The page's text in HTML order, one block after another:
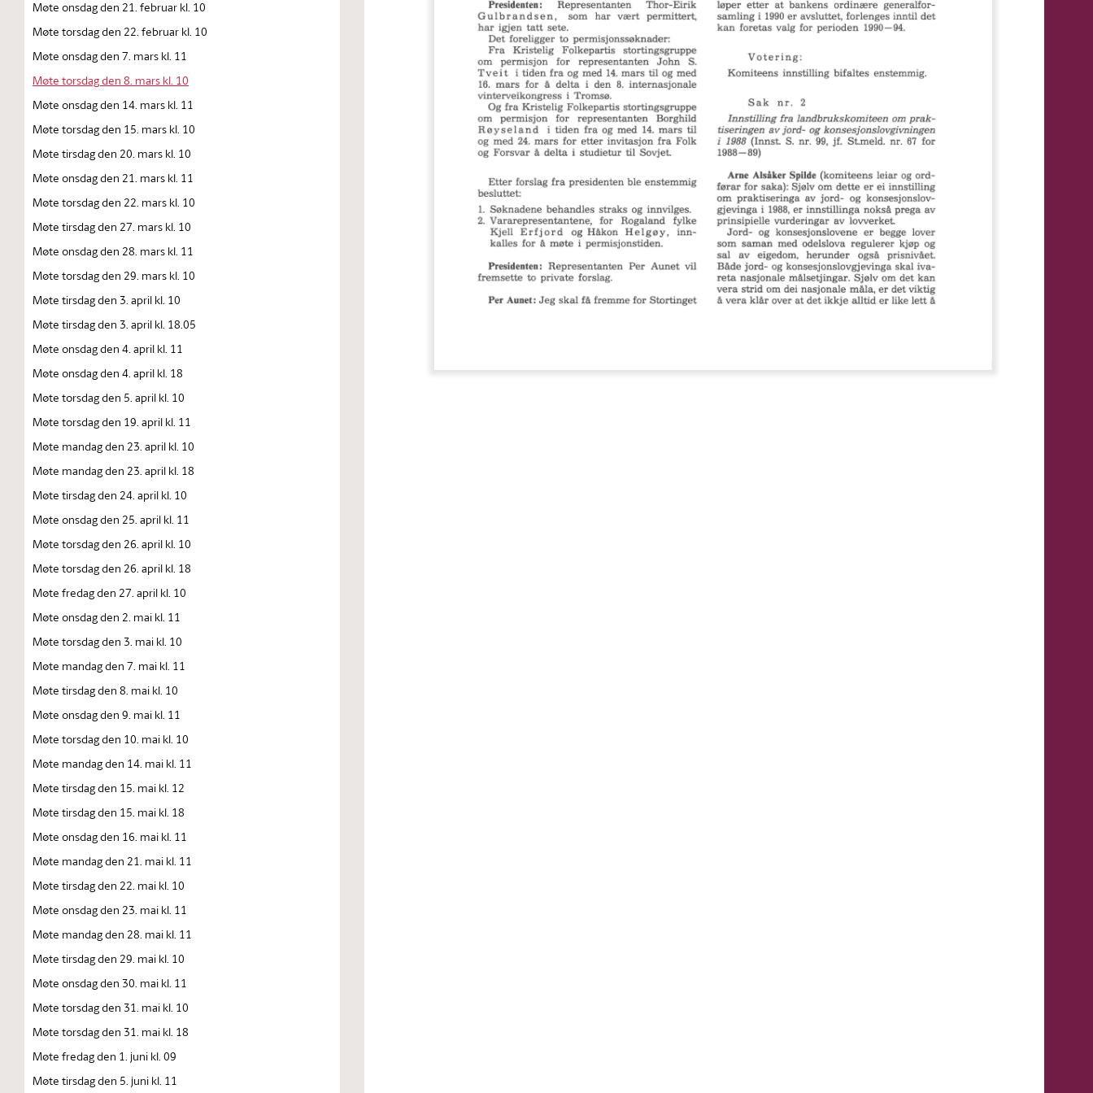
Møte onsdag den 21. februar kl. 10
Møte torsdag den 22. februar kl. 10
Møte onsdag den 7. mars kl. 11
Møte torsdag den 8. mars kl. 10
Møte onsdag den 14. mars kl. 11
Møte torsdag den 15. mars kl. 10
Møte tirsdag den 20. mars kl. 10
Møte onsdag den 21. mars kl. 11
Møte torsdag den 22. mars kl. 10
Møte tirsdag den 27. mars kl. 10
Møte onsdag den 28. mars kl. 11
Møte torsdag den 29. mars kl. 10
Møte tirsdag den 3. april kl. 10
Møte tirsdag den 3. april kl. 18.05
Møte onsdag den 4. april kl. 11
Møte onsdag den 4. april kl. 18
Møte torsdag den 5. april kl. 10
Møte torsdag den 19. april kl. 11
Møte mandag den 23. april kl. 10
Møte mandag den 23. april kl. 18
Møte tirsdag den 24. april kl. 10
Møte onsdag den 25. april kl. 11
Møte torsdag den 26. april kl. 10
Møte torsdag den 26. april kl. 18
Møte fredag den 27. april kl. 10
Møte onsdag den 2. mai kl. 11
Møte torsdag den 3. mai kl. 10
Møte mandag den 7. mai kl. 11
Møte tirsdag den 8. mai kl. 10
Møte onsdag den 9. mai kl. 11
Møte torsdag den 10. mai kl. 10
Møte mandag den 14. mai kl. 11
Møte tirsdag den 15. mai kl. 12
Møte tirsdag den 15. mai kl. 18
Møte onsdag den 16. mai kl. 11
Møte mandag den 21. mai kl. 11
Møte tirsdag den 22. mai kl. 10
Møte onsdag den 23. mai kl. 11
Møte mandag den 28. mai kl. 11
Møte tirsdag den 29. mai kl. 10
Møte onsdag den 30. mai kl. 11
Møte torsdag den 31. mai kl. 10
Møte torsdag den 31. mai kl. 18
Møte fredag den 1. juni kl. 09
Møte tirsdag den 5. juni kl. 11